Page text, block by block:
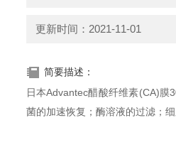
更新时间：2021-11-01
简要描述：
日本Advantec醋酸纤维素(CA)
菌的加速恢复；酶溶液的过滤；